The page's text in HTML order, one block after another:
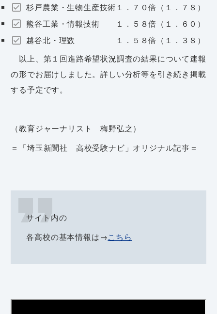
杉戸農業・生物生産技術１．７０倍（１．７８）
熊谷工業・情報技術 １．５８倍（１．６０）
越谷北・理数 １．５８倍（１．３８）
以上、第１回進路希望状況調査の結果について速報
の形でお届けしました。詳しい分析等を引き続き掲載
する予定です。
（教育ジャーナリスト 梅野弘之）
＝「埼玉新聞社 高校受験ナビ」オリジナル記事＝
サイト内の
各高校の基本情報は→こちら